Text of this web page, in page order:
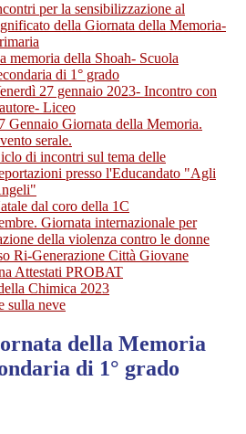
per la sensibilizzazione al
della Giornata della Memoria-
memoria della Shoah- Scuola
di 1° grado
27 gennaio 2023- Incontro con
Liceo
Gennaio Giornata della Memoria.
serale.
di incontri sul tema delle
presso l'Educandato "Agli
dal coro della 1C
Giornata internazionale per
della violenza contro le donne
Ri-Generazione Città Giovane
Attestati PROBAT
Chimica 2023
sulla neve
della Memoria
di 1° grado